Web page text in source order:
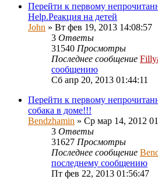
Перейти к первому
Help.Реакция на детей
John » Вт фев 19, 2013 14:08:57
3 Ответы
31540 Просмотры
Последнее сообщение
сообщению
Сб апр 20, 2013 01:44:11
Перейти к первому
собака в доме!!!
Bendzhamin » Ср мар 14, 2012
3 Ответы
31627 Просмотры
Последнее сообщение
последнему сообщению
Пт фев 22, 2013 01:56:47